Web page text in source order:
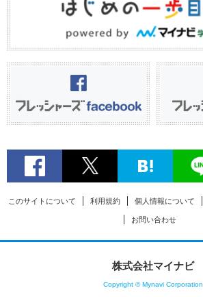
このサイトについて 利用規約 個人情報について
お問い合わせ
株式会社マイナビ
Copyright © Mynavi Corporation